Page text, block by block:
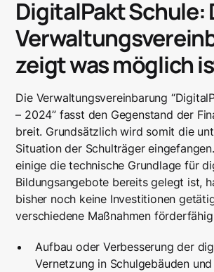
zeigt was möglich ist
Verteilung der Mittel des
die einzelnen Bundesländer
Möglichkeiten, große Hürden?
DigitalPakt Schule:
zeigt was möglich
Die Verwaltungsvereinbarung
– 2024” fasst den Gegenstand der
breit. Grundsätzlich wird somit die
Situation der Schulträger
einige die technische Grundlage für
Bildungsangebote bereits gelegt ist,
bisher noch keine Investitionen
verschiedene Maßnahmen
Aufbau oder Verbesserung der
Vernetzung in Schulgebäuden